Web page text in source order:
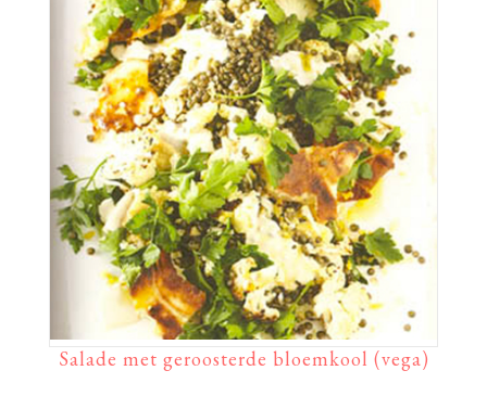
Salade met geroosterde bloemkool (vega)